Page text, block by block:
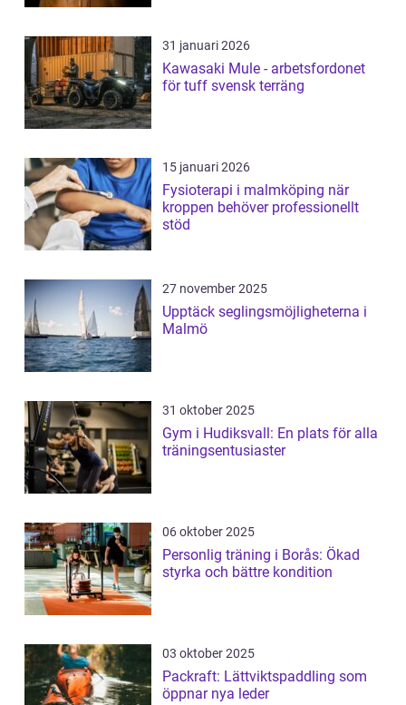
31 januari 2026
Kawasaki Mule - arbetsfordonet
för tuff svensk terräng
15 januari 2026
Fysioterapi i malmköping när
kroppen behöver professionellt
stöd
27 november 2025
Upptäck seglingsmöjligheterna i
Malmö
31 oktober 2025
Gym i Hudiksvall: En plats för alla
träningsentusiaster
06 oktober 2025
Personlig träning i Borås: Ökad
styrka och bättre kondition
03 oktober 2025
Packraft: Lättviktspaddling som
öppnar nya leder